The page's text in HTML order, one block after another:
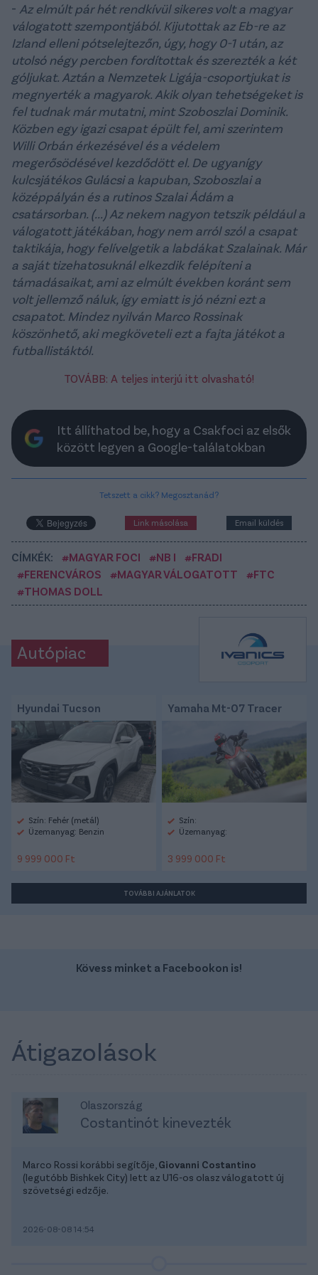
- Az elmúlt pár hét rendkívül sikeres volt a magyar
válogatott szempontjából. Kijutottak az Eb-re az
Izland elleni pótselejtezőn, úgy, hogy 0-1 után, az
utolsó négy percben fordítottak és szerezték a két
góljukat. Aztán a Nemzetek Ligája-csoportjukat is
megnyerték a magyarok. Akik olyan tehetségeket is
fel tudnak már mutatni, mint Szoboszlai Dominik.
Közben egy igazi csapat épült fel, ami szerintem
Willi Orbán érkezésével és a védelem
megerősödésével kezdődött el. De ugyanígy
kulcsjátékos Gulácsi a kapuban, Szoboszlai a
középpályán és a rutinos Szalai Ádám a
csatársorban. (...) Az nekem nagyon tetszik például a
válogatott játékában, hogy nem arról szól a csapat
taktikája, hogy felívelgetik a labdákat Szalainak. Már
a saját tizehatosuknál elkezdik felépíteni a
támadásaikat, ami az elmúlt években koránt sem
volt jellemző náluk, így emiatt is jó nézni ezt a
csapatot. Mindez nyilván Marco Rossinak
köszönhető, aki megköveteli ezt a fajta játékot a
futballistáktól.
TOVÁBB: A teljes interjú itt olvasható!
Itt állíthatod be, hogy a Csakfoci az elsők
között legyen a Google-találatokban
Tetszett a cikk? Megosztanád?
Link másolása Email küldés
CÍMKÉK: #MAGYAR FOCI #NB I
#FRADI
#FERENCVÁROS
#MAGYAR VÁLOGATOTT
#FTC
#THOMAS DOLL
Autópiac
Hyundai Tucson
Szín: Fehér (metál)
Üzemanyag: Benzin
9 999 000 Ft
Yamaha Mt-07 Tracer
Szín:
Üzemanyag:
3 999 000 Ft
TOVÁBBI AJÁNLATOK
Kövess minket a Facebookon is!
Átigazolások
Olaszország
Costantinót kinevezték
Marco Rossi korábbi segítője, Giovanni Costantino
(legutóbb Bishkek City) lett az U16-os olasz válogatott új
szövetségi edzője.
2026-08-08 14:54